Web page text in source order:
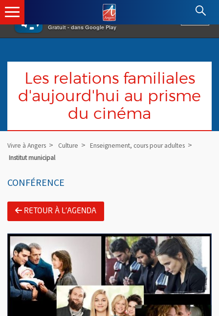
×
Gratuit - dans Google Play
Angers.fr : Retour à l'accueil
Les relations familiales
d'aujourd'hui au prisme
du cinéma
Vivre à Angers Culture
Enseignement, cours pour adultes
Institut municipal
CONFÉRENCE
RETOUR À L'AGENDA